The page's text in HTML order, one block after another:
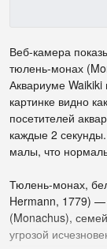
Веб-камера
тюлень-монах
Аквариуме Waikiki
картинке видно
посетителей
каждые 2
малы, что
Тюлень-монах,
Hermann, 1779) —
(Monachus),
угрозой